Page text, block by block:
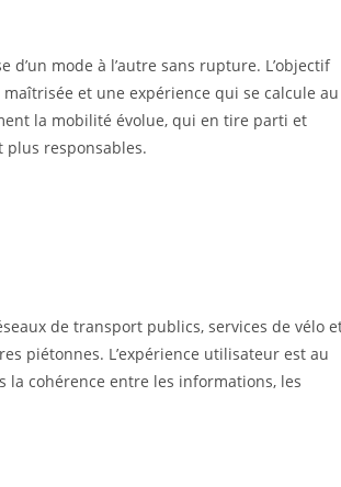
mode à l’autre sans rupture. L’objectif
et une expérience qui se calcule au
la mobilité évolue, qui en tire parti et
responsables.
de transport publics, services de vélo
piétonnes. L’expérience utilisateur est au
la cohérence entre les informations, les